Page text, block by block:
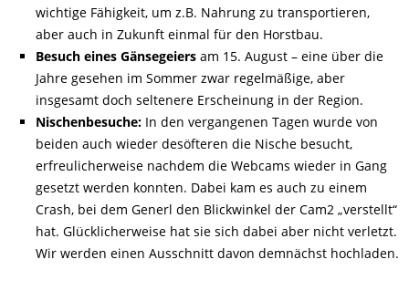
wichtige Fähigkeit, um z.B. Nahrung zu transportieren,
aber auch in Zukunft einmal für den Horstbau.
Besuch eines Gänsegeiersam 15. August – eine über die
Jahre gesehen im Sommer zwar regelmäßige, aber
insgesamt doch seltenere Erscheinung in der Region.
Nischenbesuche: In den vergangenen Tagen wurde von
beiden auch wieder desöfteren die Nische besucht,
erfreulicherweise nachdem die Webcams wieder in Gang
gesetzt werden konnten. Dabei kam es auch zu einem
Crash, bei dem Generl den Blickwinkel der Cam2 „verstellt“
hat. Glücklicherweise hat sie sich dabei aber nicht verletzt.
Wir werden einen Ausschnitt davon demnächst hochladen.